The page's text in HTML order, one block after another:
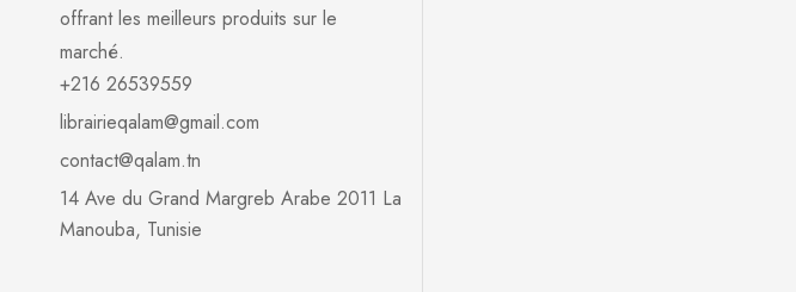
offrant les meilleurs produits sur le
marché.
+216 26539559
librairieqalam@gmail.com
contact@qalam.tn
14 Ave du Grand Margreb Arabe 2011 La
Manouba, Tunisie